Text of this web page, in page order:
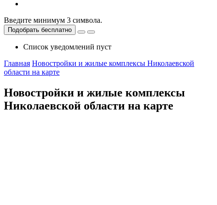
Введите минимум 3 символа.
Подобрать бесплатно
Список уведомлений пуст
Главная Новостройки и жилые комплексы Николаевской
области на карте
Новостройки и жилые комплексы
Николаевской области на карте